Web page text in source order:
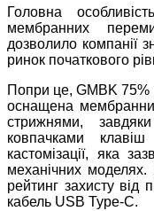
Головна
мембранних
дозволило компанії
ринок початкового
Попри це, GMBK 75%
оснащена
стрижнями,
ковпачками
кастомізації, яка
механічних моделях.
рейтинг захисту від
кабель USB Type-C.